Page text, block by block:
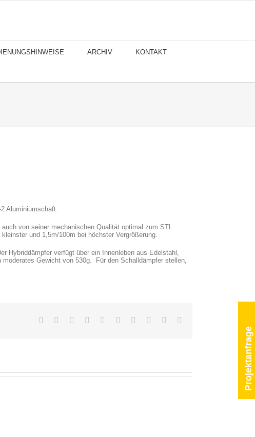
ARCHIV KONTAKT
Aluminiumschaft.
von seiner mechanischen Qualität optimal zum STL
und 1,5m/100m bei höchster Vergrößerung.
Hybriddämpfer verfügt über ein Innenleben aus Edelstahl,
Gewicht von 530g. Für den Schalldämpfer stellen,
Facebook
TwitterRedditLinkedInWhatsApp
TumblrPinterest Xing
Projektanfrage